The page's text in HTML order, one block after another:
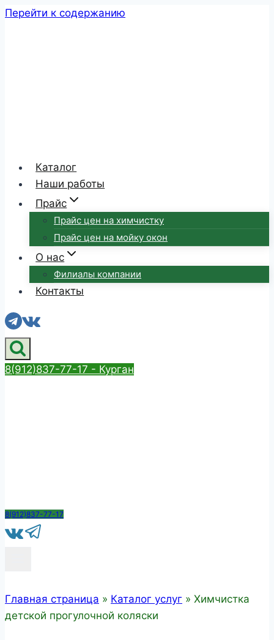
Перейти к содержанию
Каталог
Наши работы
Прайс
Прайс цен на химчистку
Прайс цен на мойку окон
О нас
Филиалы компании
Контакты
8(912)837-77-17 - Курган
8(912)837-77-17
Главная страница » Каталог услуг » Химчистка
детской прогулочной коляски